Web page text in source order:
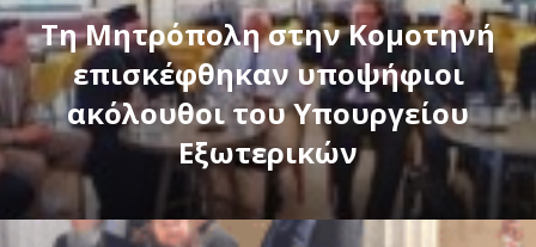
Τη Μητρόπολη στην Κομοτηνή
επισκέφθηκαν υποψήφιοι
ακόλουθοι του Υπουργείου
Εξωτερικών